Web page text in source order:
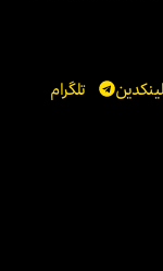
لینکدین تلگرام